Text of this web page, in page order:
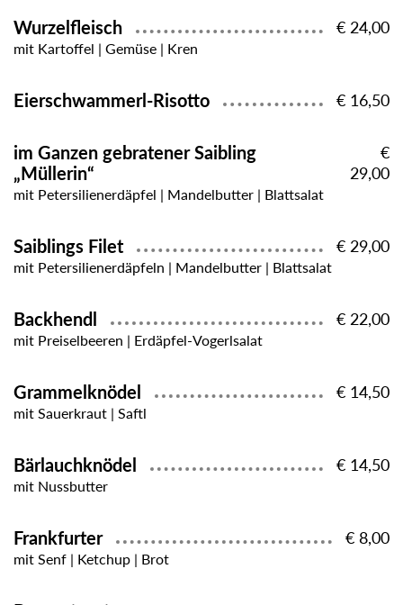
Wurzelfleisch € 24,00
mit Kartoffel | Gemüse | Kren
Eierschwammerl-Risotto € 16,50
im Ganzen gebratener Saibling
„Müllerin“
€
29,00
mit Petersilienerdäpfel | Mandelbutter | Blattsalat
Saiblings Filet € 29,00
mit Petersilienerdäpfeln | Mandelbutter | Blattsalat
Backhendl € 22,00
mit Preiselbeeren | Erdäpfel-Vogerlsalat
Grammelknödel € 14,50
mit Sauerkraut | Saftl
Bärlauchknödel € 14,50
mit Nussbutter
Frankfurter € 8,00
mit Senf | Ketchup | Brot